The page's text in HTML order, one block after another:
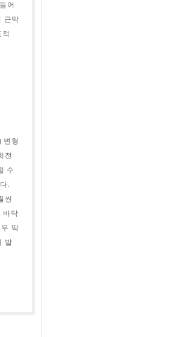
어
근막
변형
전
수
.
씬
바닥
딱
발